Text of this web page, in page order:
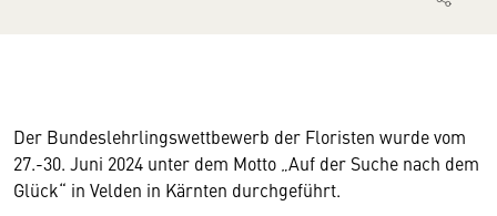
Der Bundeslehrlingswettbewerb der Floristen wurde vom
27.-30. Juni 2024 unter dem Motto „Auf der Suche nach dem
Glück“ in Velden in Kärnten durchgeführt.